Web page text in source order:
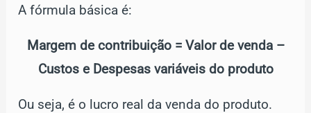
A fórmula básica é:
Margem de contribuição = Valor de venda –
Custos e Despesas variáveis do produto
Ou seja, é o lucro real da venda do produto.